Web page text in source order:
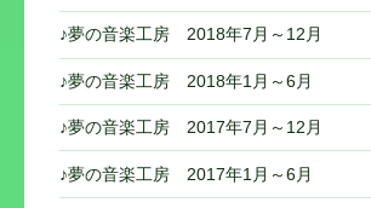
♪夢の音楽工房 2018年7月～12月
♪夢の音楽工房 2018年1月～6月
♪夢の音楽工房 2017年7月～12月
♪夢の音楽工房 2017年1月～6月